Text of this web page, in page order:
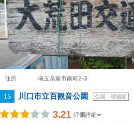
住所 埼玉県蕨市南町2-3
15 川口市立百観音公園 公園・植物園
3.21 評価詳細